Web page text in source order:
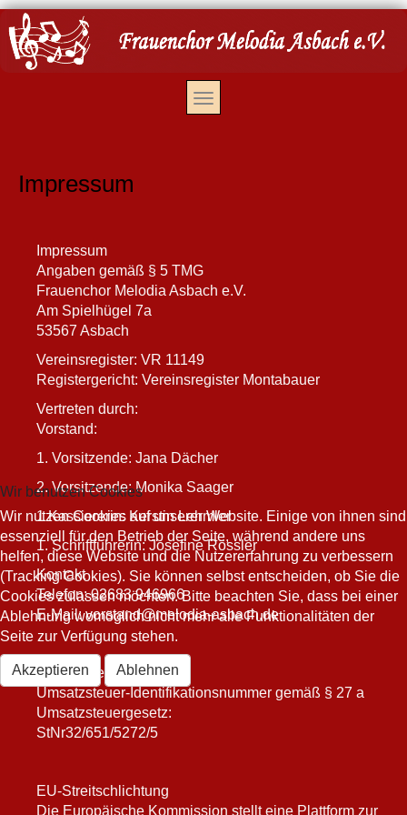
Impressum
Impressum
Angaben gemäß § 5 TMG
Frauenchor Melodia Asbach e.V.
Am Spielhügel 7a
53567 Asbach
Vereinsregister: VR 11149
Registergericht: Vereinsregister Montabauer
Vertreten durch:
Vorstand:
1. Vorsitzende: Jana Dächer
2. Vorsitzende: Monika Saager
1 Kassiererin: Kerstin Lehmler
1. Schriftführerin: Josefine Rössler
Kontakt
Telefon: 02683 946966
E-Mail:vorstand@melodia-asbach.de
Umsatzsteuer-ID
Umsatzsteuer-Identifikationsnummer gemäß § 27 a
Umsatzsteuergesetz:
StNr32/651/5272/5
EU-Streitschlichtung
Die Europäische Kommission stellt eine Plattform zur
Wir benutzen Cookies
Wir nutzen Cookies auf unserer Website. Einige von ihnen sind
essenziell für den Betrieb der Seite, während andere uns
helfen, diese Website und die Nutzererfahrung zu verbessern
(Tracking Cookies). Sie können selbst entscheiden, ob Sie die
Cookies zulassen möchten. Bitte beachten Sie, dass bei einer
Ablehnung womöglich nicht mehr alle Funktionalitäten der
Seite zur Verfügung stehen.
Akzeptieren Ablehnen